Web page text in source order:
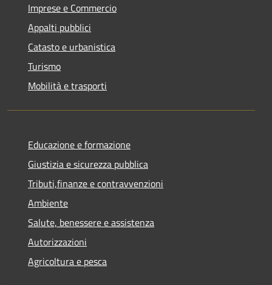
Imprese e Commercio
Appalti pubblici
Catasto e urbanistica
Turismo
Mobilità e trasporti
Educazione e formazione
Giustizia e sicurezza pubblica
Tributi,finanze e contravvenzioni
Ambiente
Salute, benessere e assistenza
Autorizzazioni
Agricoltura e pesca